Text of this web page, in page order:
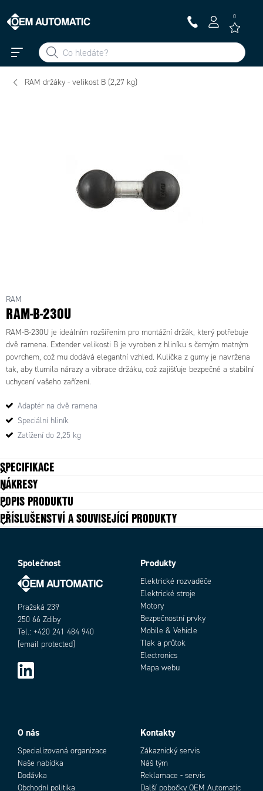
0
RAM držáky - velikost B (2,27 kg)
RAM
RAM-B-230U
RAM-B-230U je ideálním rozšířením pro montážní držák, který potřebuje
dvě ramena. Extender velikosti B je vyroben z hliníku s černým matným
povrchem, což mu dodává elegantní vzhled. Kulička z gumy je navržena
tak, aby tlumila nárazy a vibrace držáku, což zajišťuje bezpečné a stabilní
uchycení vašeho zařízení.
Adaptér na dvě ramena
Speciální hliník
Zatížení do 2,25 kg
SPECIFIKACE
Typ
Velikost B (1")
NÁKRESY
POPIS PRODUKTU
PŘÍSLUŠENSTVÍ A SOUVISEJÍCÍ PRODUKTY
Společnost
Pražská 239
250 66 Zdiby
Tel.: +420 241 484 940
[email protected]
Produkty
Elektrické rozvaděče
Elektrické stroje
Motory
Bezpečnostní prvky
Mobile & Vehicle
Tlak a průtok
Electronics
Mapa webu
O nás
Specializovaná organizace
Naše nabídka
Dodávka
Obchodní politika
Kontakty
Zákaznický servis
Náš tým
Reklamace - servis
Další pobočky OEM Automatic